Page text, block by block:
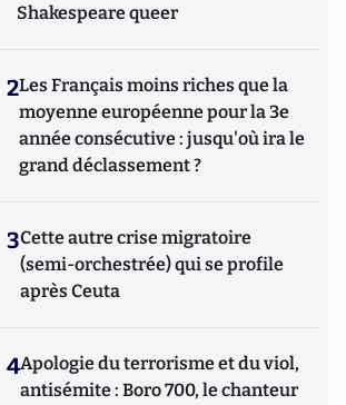
Shakespeare queer
2Les Français moins riches que la
moyenne européenne pour la 3e
année consécutive : jusqu'où ira le
grand déclassement ?
3Cette autre crise migratoire
(semi-orchestrée) qui se profile
après Ceuta
4Apologie du terrorisme et du viol,
antisémite : Boro 700, le chanteur